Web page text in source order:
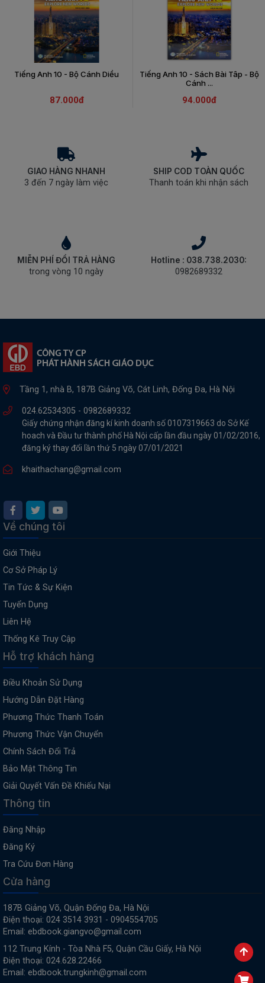
Tiếng Anh 10 - Bộ Cánh Diều
87.000đ
Tiếng Anh 10 - Sách Bài Tâp - Bộ
Cánh ...
94.000đ
GIAO HÀNG NHANH
3 đến 7 ngày làm việc
SHIP COD TOÀN QUỐC
Thanh toán khi nhận sách
MIỄN PHÍ ĐỔI TRẢ HÀNG
trong vòng 10 ngày
Hotline : 038.738.2030:
0982689332
Tầng 1, nhà B, 187B Giảng Võ, Cát Linh, Đống Đa, Hà Nội
024.62534305 - 0982689332
Giấy chứng nhận đăng kí kinh doanh số 0107319663 do Sở Kế
hoach và Đầu tư thành phố Hà Nội cấp lần đầu ngày 01/02/2016,
đăng ký thay đổi lần thứ 5 ngày 07/01/2021
khaithachang@gmail.com
Về chúng tôi
Giới Thiệu
Cơ Sở Pháp Lý
Tin Tức & Sự Kiện
Tuyển Dụng
Liên Hệ
Thống Kê Truy Cập
Hỗ trợ khách hàng
Điều Khoản Sử Dụng
Hướng Dẫn Đặt Hàng
Phương Thức Thanh Toán
Phương Thức Vận Chuyển
Chính Sách Đổi Trả
Bảo Mật Thông Tin
Giải Quyết Vấn Đề Khiếu Nại
Thông tin
Đăng Nhập
Đăng Ký
Tra Cứu Đơn Hàng
Cửa hàng
187B Giảng Võ, Quận Đống Đa, Hà Nội
Điện thoại: 024 3514 3931 - 0904554705
Email: ebdbook.giangvo@gmail.com
112 Trung Kính - Tòa Nhà F5, Quận Cầu Giấy, Hà Nội
Điện thoại: 024.628.22466
Email: ebdbook.trungkinh@gmail.com